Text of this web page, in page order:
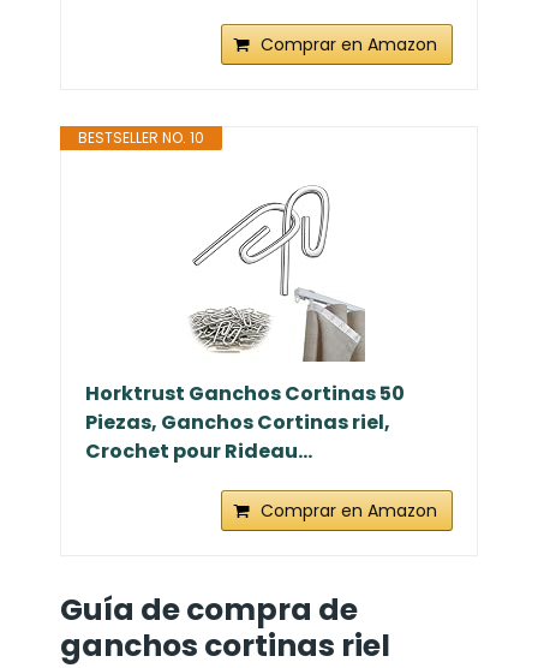
Comprar en Amazon
BESTSELLER NO. 10
Horktrust Ganchos Cortinas 50
Piezas, Ganchos Cortinas riel,
Crochet pour Rideau...
Comprar en Amazon
Guía de compra de
ganchos cortinas riel